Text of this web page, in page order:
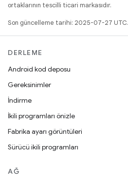
ortaklarının tescilli ticari markasıdır.
Son güncelleme tarihi: 2025-07-27 UTC.
DERLEME
Android kod deposu
Gereksinimler
İndirme
İkili programları önizle
Fabrika ayarı görüntüleri
Sürücü ikili programları
AĞ